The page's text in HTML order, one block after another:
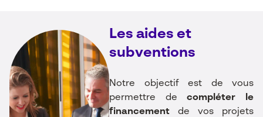
Les aides et
subventions
Notre objectif est de vous
permettre decompléter le
financement de vos projets